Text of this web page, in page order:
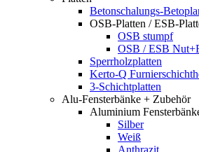
Betonschalungs-
OSB-Platten / ESB-
OSB stumpf
OSB / ESB
Sperrholzplatten
Kerto-Q
3-Schichtplatten
Alu-Fensterbänke + Zubehör
Aluminium
Silber
Weiß